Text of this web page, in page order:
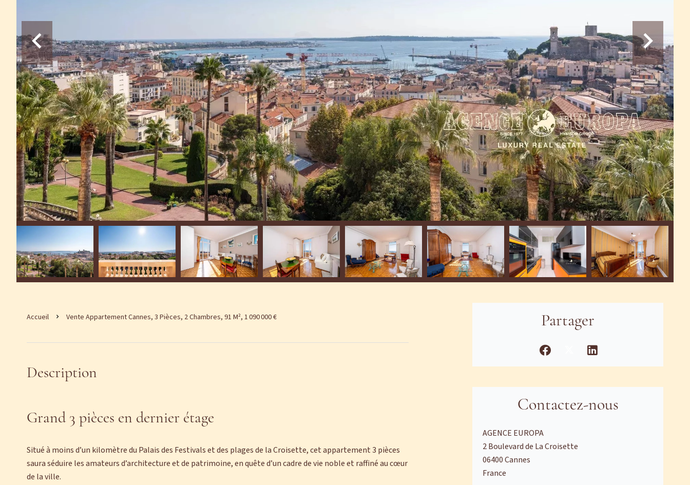
Accueil Vente Appartement Cannes, 3 Pièces, 2 Chambres, 91 M², 1 090 000 €
Description
Grand 3 pièces en dernier étage
Situé à moins d’un kilomètre du Palais des Festivals et des plages de la Croisette, cet appartement 3 pièces
saura séduire les amateurs d’architecture et de patrimoine, en quête d’un cadre de vie noble et raffiné au cœur
de la ville.
Partager
Contactez-nous
AGENCE EUROPA
2 Boulevard de La Croisette
06400Cannes
France